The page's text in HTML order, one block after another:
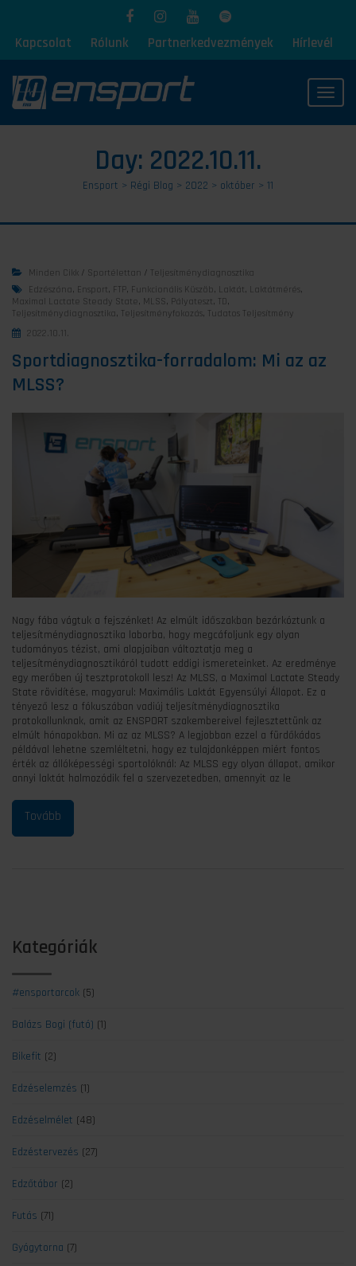
Kapcsolat Rólunk Partnerkedvezmények Hírlevél
Day: 2022.10.11.
Ensport > Régi Blog > 2022 > október > 11
Minden Cikk / Sportélettan / Teljesítménydiagnosztika
Edzészóna, Ensport , FTP , Funkcionális Küszöb , Laktát , Laktátmérés,
Maximal Lactate Steady State , MLSS, Pályateszt , TD ,
Teljesítménydiagnosztika, Teljesítményfokozás, Tudatos Teljesítmény
2022.10.11.
Sportdiagnosztika-forradalom: Mi az az
MLSS?
Nagy fába vágtuk a fejszénket! Az elmúlt időszakban bezárkóztunk a
teljesítménydiagnosztika laborba, hogy megcáfoljunk egy olyan
tudományos tézist, ami alapjaiban változtatja meg a
teljesítménydiagnosztikáról tudott eddigi ismereteinket. Az eredménye
egy merőben új tesztprotokoll lesz! Az MLSS, a Maximal Lactate Steady
State rövidítése, magyarul: Maximális Laktát Egyensúlyi Állapot. Ez a
tényező lesz a fókuszában vadiúj teljesítménydiagnosztika
protokollunknak, amit az ENSPORT szakembereivel fejlesztettünk az
elmúlt hónapokban. Mi az az MLSS? A legjobban ezzel a fürdőkádas
példával lehetne szemléltetni, hogy ez tulajdonképpen miért fontos
érték az állóképességi sportolóknál: Az MLSS egy olyan állapot, amikor
annyi laktát halmozódik fel a szervezetedben, amennyit az le
Kategóriák
#ensportarcok (5)
Balázs Bogi (futó) (1)
Bikefit (2)
Edzéselemzés (1)
Edzéselmélet (48)
Edzéstervezés (27)
Edzőtábor (2)
Futás (71)
Gyógytorna (7)